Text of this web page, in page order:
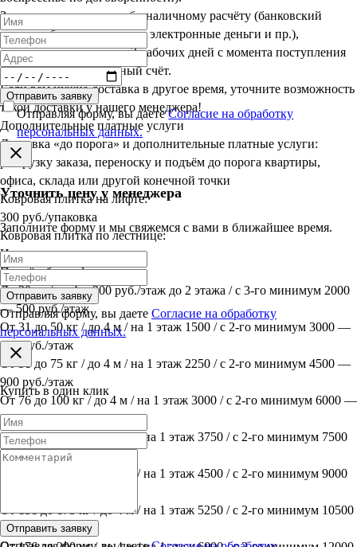
Заказы, оплаченные по безналичному расчёту (банковский
перевод, банковская карта, электронные деньги и пр.),
доставляются в срок до 3 рабочих дней с момента поступления
оплаты на наш расчётный счёт.
Если вам нужна доставка в другое время, уточните возможность
такой доставки у нашего менеджера!
Дополнительные платные услуги
Доставка «до порога» и дополнительные платные услуги:
разгрузку заказа, переноску и подъём до порога квартиры,
офиса, склада или другой конечной точки
Ковровая плитка на лифте:
300 руб./упаковка
Ковровая плитка по лестнице:
Индивидуально
Подъём без лифта:
До 30 кг / до 4 м 300 руб./этаж до 2 этажа / с 3-го минимум 2000
— 500 руб./этаж
От 31 до 50 кг / до 4 м / на 1 этаж 1500 / с 2-го минимум 3000 —
600 руб./этаж
От 51 до 75 кг / до 4 м / на 1 этаж 2250 / с 2-го минимум 4500 —
900 руб./этаж
От 76 до 100 кг / до 4 м / на 1 этаж 3000 / с 2-го минимум 6000 —
1200 руб./этаж
От 101 до 125 кг / до 4 м / на 1 этаж 3750 / с 2-го минимум 7500
— 1500 руб./этаж
От 126 до 150 кг / до 4 м / на 1 этаж 4500 / с 2-го минимум 9000
От 151 до 175 кг / до 4 м / на 1 этаж 5250 / с 2-го минимум 10500
— 2100 руб./этаж
Отправить заявку
Отправляя форму, вы даетеСогласие на обработку
персональных данных.
Уточнить цену у менеджера
Заполните форму и мы свяжемся с вами в ближайшее время.
Отправить заявку
Отправляя форму, вы даете Согласие на обработку
персональных данных.
Купить в один клик
Отправить заявку